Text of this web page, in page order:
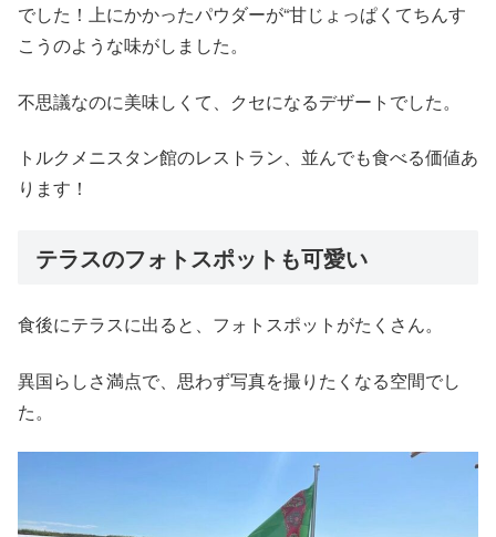
でした！上にかかったパウダーが“甘じょっぱくてちんす
こうのような味がしました。
不思議なのに美味しくて、クセになるデザートでした。
トルクメニスタン館のレストラン、並んでも食べる価値あ
ります！
テラスのフォトスポットも可愛い
食後にテラスに出ると、フォトスポットがたくさん。
異国らしさ満点で、思わず写真を撮りたくなる空間でし
た。